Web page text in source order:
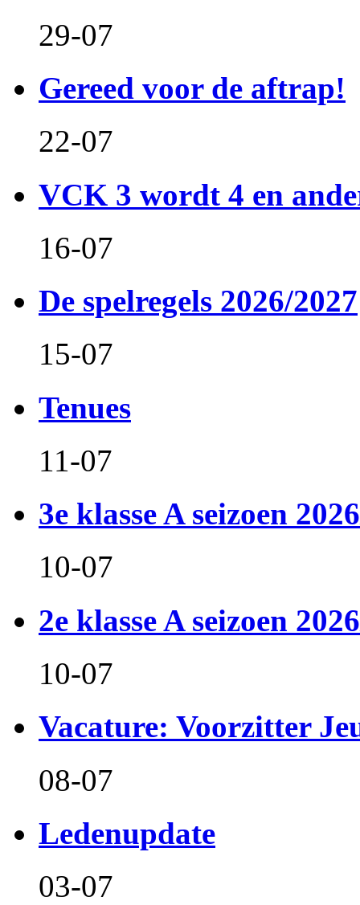
29-07
Gereed voor de aftrap!
22-07
VCK 3 wordt 4 en
16-07
De spelregels 2026/2027
15-07
Tenues
11-07
3e klasse A seizoen
10-07
2e klasse A seizoen
10-07
Vacature: Voorzitter
08-07
Ledenupdate
03-07